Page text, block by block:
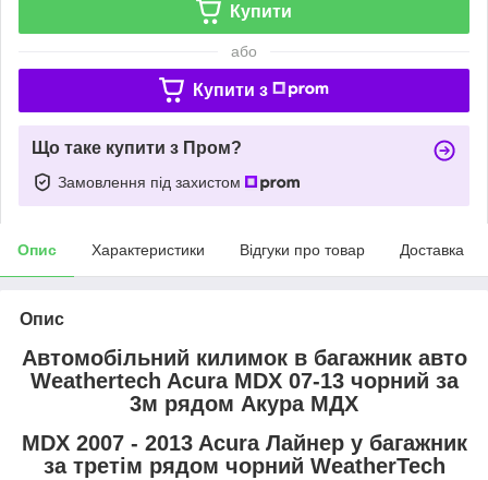
Купити
або
Купити з
Що таке купити з Пром?
Замовлення під захистом
Опис Характеристики Відгуки про товар Доставка
Опис
Автомобільний килимок в багажник авто
Weathertech Acura MDX 07-13 чорний за
3м рядом Акура МДХ
MDX 2007 - 2013 Acura Лайнер у багажник
за третім рядом чорний WeatherTech